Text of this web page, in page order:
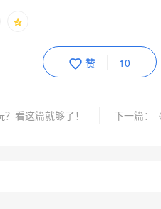
赞 10
看这篇就够了！